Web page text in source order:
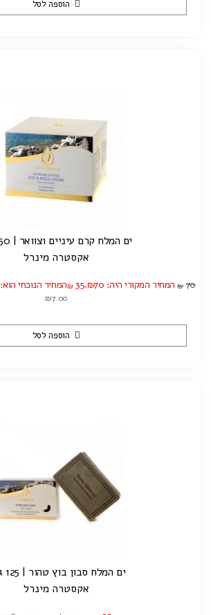
הוספה לסל
ים המלח קרם עיניים וצוואר | 50 מ"ל
אקסטרה מינרל
₪ 70 המחיר המקורי היה: ₪70. ₪ 35 המחיר הנוכחי הוא: ₪35.
₪7.00
הוספה לסל
ים המלח סבון בוץ טהור | 125 גרם
אקסטרה מינרל